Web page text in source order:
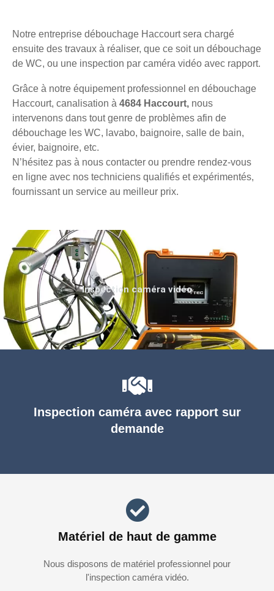
Notre entreprise débouchage Haccourt sera chargé
ensuite des travaux à réaliser, que ce soit un débouchage
de WC, ou une inspection par caméra vidéo avec rapport.
Grâce à notre équipement professionnel en débouchage
Haccourt, canalisation à 4684 Haccourt, nous
intervenons dans tout genre de problèmes afin de
débouchage les WC, lavabo, baignoire, salle de bain,
évier, baignoire, etc.
N’hésitez pas à nous contacter ou prendre rendez-vous
en ligne avec nos techniciens qualifiés et expérimentés,
fournissant un service au meilleur prix.
Inspection caméra avec rapport sur
demande
Matériel de haut de gamme
Nous disposons de matériel professionnel pour
l'inspection caméra vidéo.
Inspection caméra vidéo